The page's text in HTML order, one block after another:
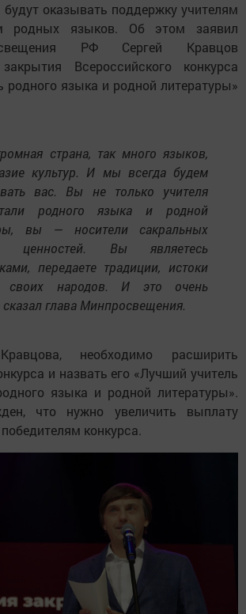
оказывать поддержку учителям
родных языков. Об этом заявил
РФ Сергей Кравцов
Всероссийского конкурса
родного языка и родной литературы»
страна, так много языков,
культур. И мы всегда будем
вас. Вы не только учителя
родного языка и родной
вы — носители сакральных
ценностей. Вы являетесь
передаете традиции, истоки
своих народов. И это очень
глава Минпросвещения.
необходимо расширить
и назвать его «Лучший учитель
языка и родной литературы».
что нужно увеличить выплату
конкурса.